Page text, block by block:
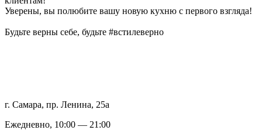
Уверены, вы полюбите вашу новую кухню с первого взгляда!
Будьте верны себе, будьте #встилеверно
г. Самара, пр. Ленина, 25а
Ежедневно, 10:00 — 21:00